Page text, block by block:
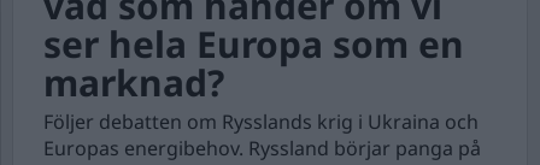
ser hela Europa som en
marknad?
Följer debatten om Rysslands krig i Ukraina och
Europas energibehov. Ryssland börjar panga på